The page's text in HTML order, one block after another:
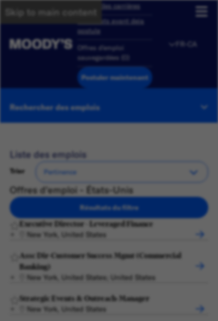
Skip to main contentAperçu des carrières
Candidats ayant deja
postule
Offres d'emploi
sauvegardées
Postuler maintenant
FR-CA
Rechercher des emplois
Liste des emplois
Trier
Offres d'emploi - États-Unis
Résultats du filtre
Executive Director - Leveraged Finance
New York, United States
Assc Dir-Customer Success Mgmt (Commercial
Banking)
New York, United States; United States
Strategic Events & Outreach-Manager
New York, United States